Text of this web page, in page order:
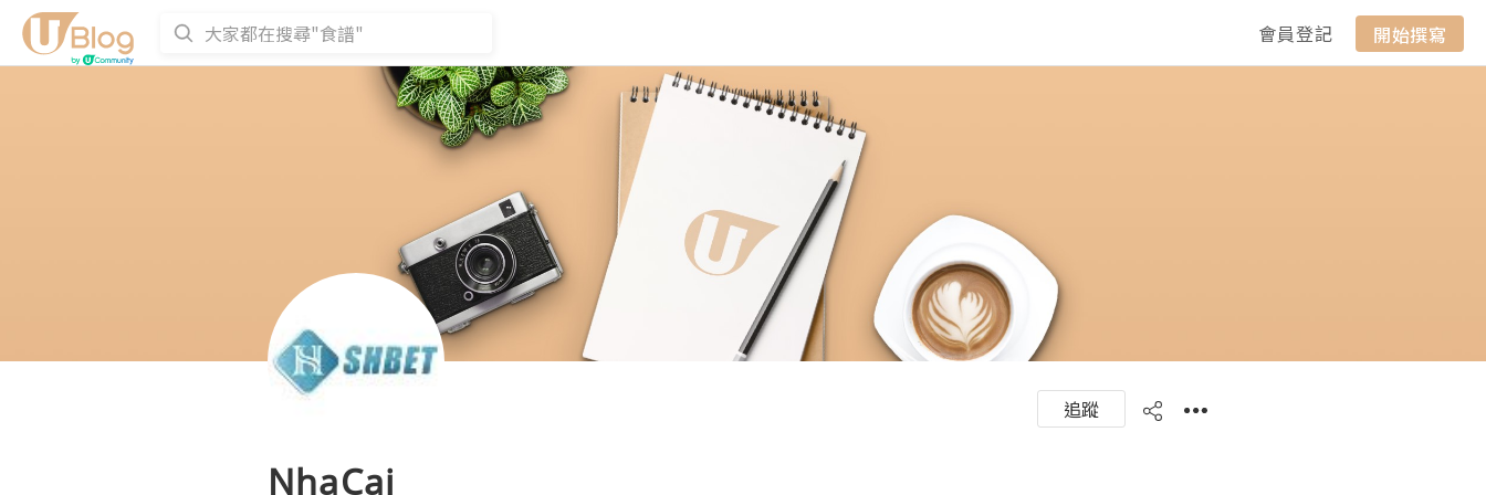
會員登記 開始撰寫
追蹤
NhaCai